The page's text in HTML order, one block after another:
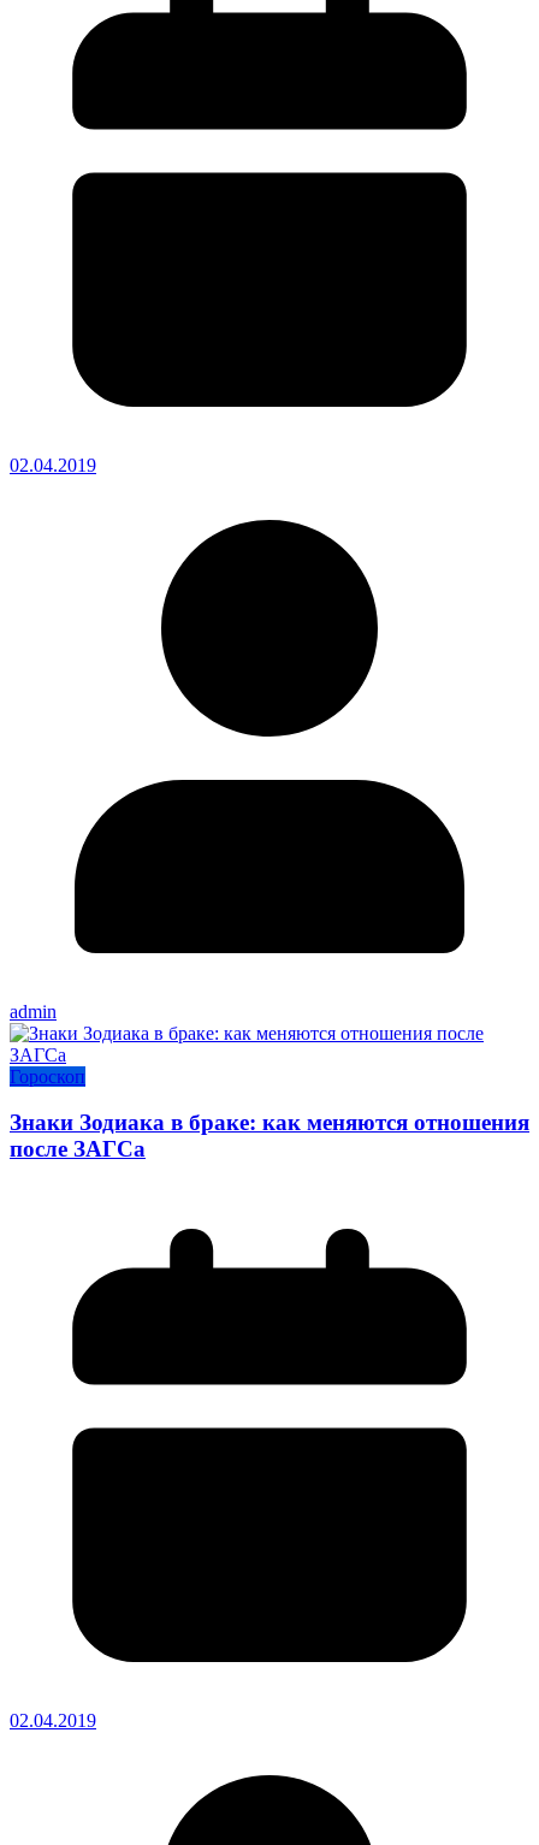
02.04.2019
admin
Гороскоп
Знаки Зодиака в браке: как меняются отношения
после ЗАГСа
02.04.2019